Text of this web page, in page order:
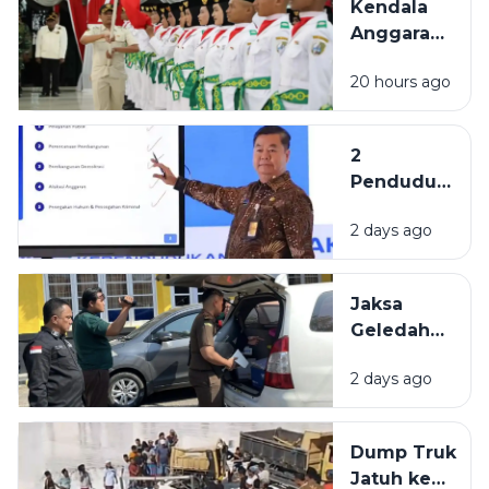
Nama
Sampang
Nasional
Kendala
Anggaran,
Paskibraka
Sampang
Penuhi
Komposisi
20 hours ago
2
Penduduk
Indonesia
Berasal
Bangkalan
dan
2 days ago
Jaksa
Geledah
PUPR
Pamekasan,
Terkait
2 days ago
Dump Truk
Jatuh ke